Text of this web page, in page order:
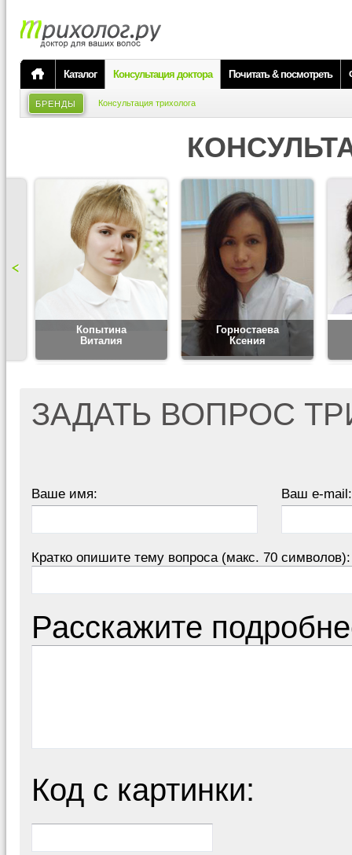
Каталог Консультация доктора Почитать & посмотреть
БРЕНДЫ Консультация трихолога
Копытина
Виталия
Горностаева
Ксения
ЗАДАТЬ ВОПРОС
Ваше имя: Ваш e-mail:
Кратко опишите тему вопроса (макс. 70 символов):
Расскажите
Код с картинки: